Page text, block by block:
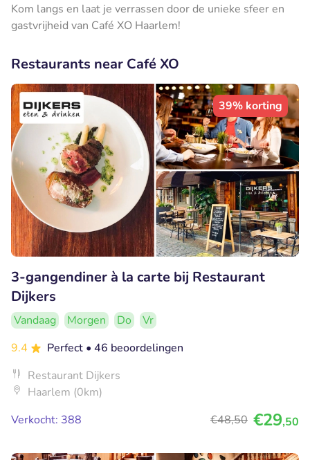
Kom langs en laat je verrassen door de unieke sfeer en
gastvrijheid van Café XO Haarlem!
Restaurants near Café XO
39% korting
3-gangendiner à la carte bij Restaurant
Dijkers
Vandaag Morgen Do
Vr
9.4
Perfect • 46 beoordelingen
Restaurant Dijkers
Haarlem (0km)
Verkocht: 388
€48,50 €29,50